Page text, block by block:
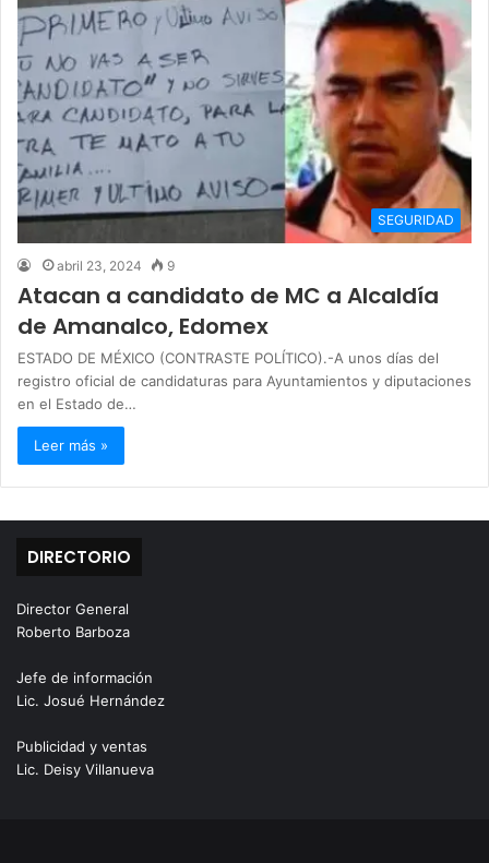
SEGURIDAD
abril 23, 2024 9
Atacan a candidato de MC a Alcaldía
de Amanalco, Edomex
ESTADO DE MÉXICO (CONTRASTE POLÍTICO).-A unos días del
registro oficial de candidaturas para Ayuntamientos y diputaciones
en el Estado de…
Leer más »
DIRECTORIO
Director General
Roberto Barboza
Jefe de información
Lic. Josué Hernández
Publicidad y ventas
Lic. Deisy Villanueva